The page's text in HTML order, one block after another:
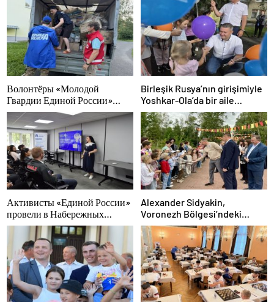
Волонтёры «Молодой
Гвардии Единой России»
ликвидируют последствия
паводков на Урале и Дальнем
Востоке
Birleşik Rusya’nın girişimiyle
Yoshkar-Ola’da bir aile
festivali düzenlendi
Активисты «Единой России»
провели в Набережных
Челнах просветительские
мероприятия для молодых
специалистов КАМАЗа
Alexander Sidyakin,
Voronezh Bölgesi’ndeki
iyileştirme projelerinin
uygulanmasını değerlendirdi